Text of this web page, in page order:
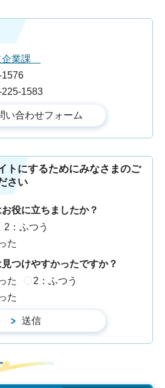
企業課
1576
1583
トにするためにみなさまのご
さい
役に立ちましたか？
2：ふつう
た
つけやすかったですか？
た
2：ふつう
た